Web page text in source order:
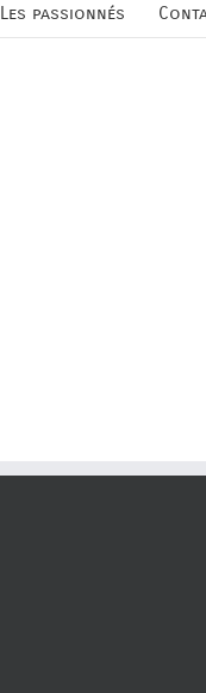
Les passionnés